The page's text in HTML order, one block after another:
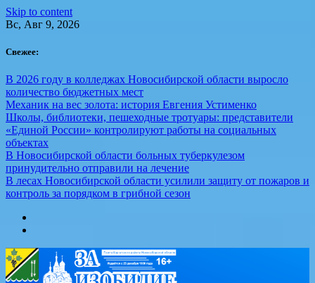
Skip to content
Вс, Авг 9, 2026
Свежее:
В 2026 году в колледжах Новосибирской области выросло
количество бюджетных мест
Механик на вес золота: история Евгения Устименко
Школы, библиотеки, пешеходные тротуары: представители
«Единой России» контролируют работы на социальных
объектах
В Новосибирской области больных туберкулезом
принудительно отправили на лечение
В лесах Новосибирской области усилили защиту от пожаров и
контроль за порядком в грибной сезон